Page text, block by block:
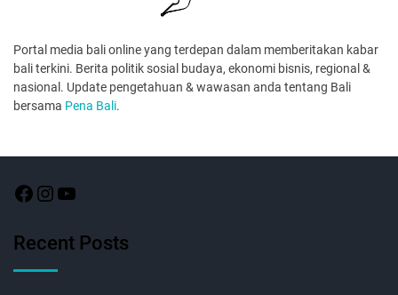
Portal media bali online yang terdepan dalam memberitakan kabar
bali terkini. Berita politik sosial budaya, ekonomi bisnis, regional &
nasional. Update pengetahuan & wawasan anda tentang Bali
bersama Pena Bali.
Recent Posts